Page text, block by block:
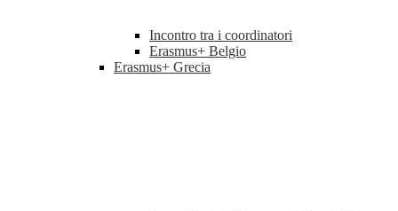
Incontro tra i coordinatori
Erasmus+ Belgio
Erasmus+ Grecia